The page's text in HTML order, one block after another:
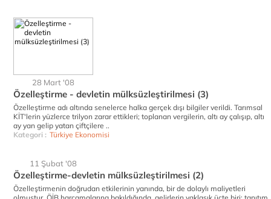
28 Mart '08
Özelleştirme - devletin mülksüzleştirilmesi (3)
Özelleştirme adı altında senelerce halka gerçek dışı bilgiler verildi. Tarımsal
KİT'lerin yüzlerce trilyon zarar ettikleri; toplanan vergilerin, altı ay çalışıp, altı
ay yan gelip yatan çiftçilere ..
Kategori : Türkiye Ekonomisi
11 Şubat '08
Özelleştirme-devletin mülksüzleştirilmesi (2)
Özelleştirmenin doğrudan etkilerinin yanında, bir de dolaylı maliyetleri